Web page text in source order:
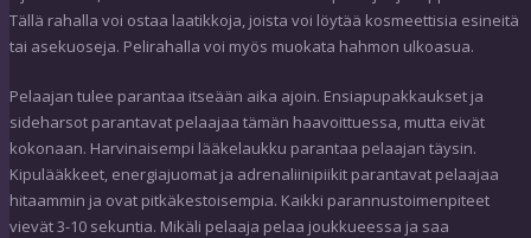
Tällä rahalla voi ostaa laatikkoja, joista voi löytää kosmeettisia esineitä
tai asekuoseja. Pelirahalla voi myös muokata hahmon ulkoasua.
Pelaajan tulee parantaa itseään aika ajoin. Ensiapupakkaukset ja
sideharsot parantavat pelaajaa tämän haavoittuessa, mutta eivät
kokonaan. Harvinaisempi lääkelaukku parantaa pelaajan täysin.
Kipulääkkeet, energiajuomat ja adrenaliinipiikit parantavat pelaajaa
hitaammin ja ovat pitkäkestoisempia. Kaikki parannustoimenpiteet
vievät 3-10 sekuntia. Mikäli pelaaja pelaa joukkueessa ja saa